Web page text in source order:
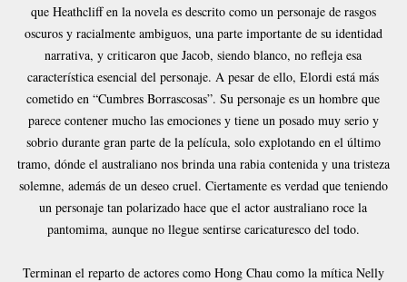
que Heathcliff en la novela es descrito como un personaje de rasgos
oscuros y racialmente ambiguos, una parte importante de su identidad
narrativa, y criticaron que Jacob, siendo blanco, no refleja esa
característica esencial del personaje. A pesar de ello, Elordi está más
cometido en “Cumbres Borrascosas”. Su personaje es un hombre que
parece contener mucho las emociones y tiene un posado muy serio y
sobrio durante gran parte de la película, solo explotando en el último
tramo, dónde el australiano nos brinda una rabia contenida y una tristeza
solemne, además de un deseo cruel. Ciertamente es verdad que teniendo
un personaje tan polarizado hace que el actor australiano roce la
pantomima, aunque no llegue sentirse caricaturesco del todo.
Terminan el reparto de actores como Hong Chau como la mítica Nelly